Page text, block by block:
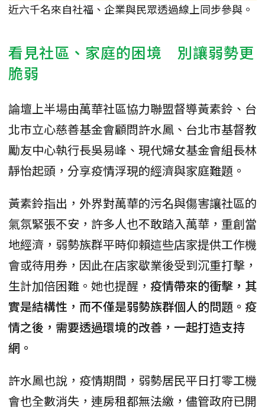
近六千名來自社福、企業與民眾透過線上同步參與。
看見社區、家庭的困境 別讓弱勢更
脆弱
論壇上半場由萬華社區協力聯盟督導黃素鈴、台
北市立心慈善基金會顧問許水鳳、台北市基督教
勵友中心執行長吳易峰、現代婦女基金會組長林
靜怡起頭，分享疫情浮現的經濟與家庭難題。
黃素鈴指出，外界對萬華的污名與傷害讓社區的
氣氛緊張不安，許多人也不敢踏入萬華，重創當
地經濟，弱勢族群平時仰賴這些店家提供工作機
會或待用券，因此在店家歇業後受到沉重打擊，
生計加倍困難。她也提醒， 疫情帶來的衝擊，其
實是結構性，而不僅是弱勢族群個人的問題。疫
情之後，需要透過環境的改善，一起打造支持
網。
許水鳳也說，疫情期間，弱勢居民平日打零工機
會也全數消失，連房租都無法繳，儘管政府已開